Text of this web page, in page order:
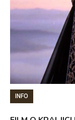
INFO